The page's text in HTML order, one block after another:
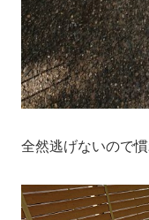
全然逃げないので